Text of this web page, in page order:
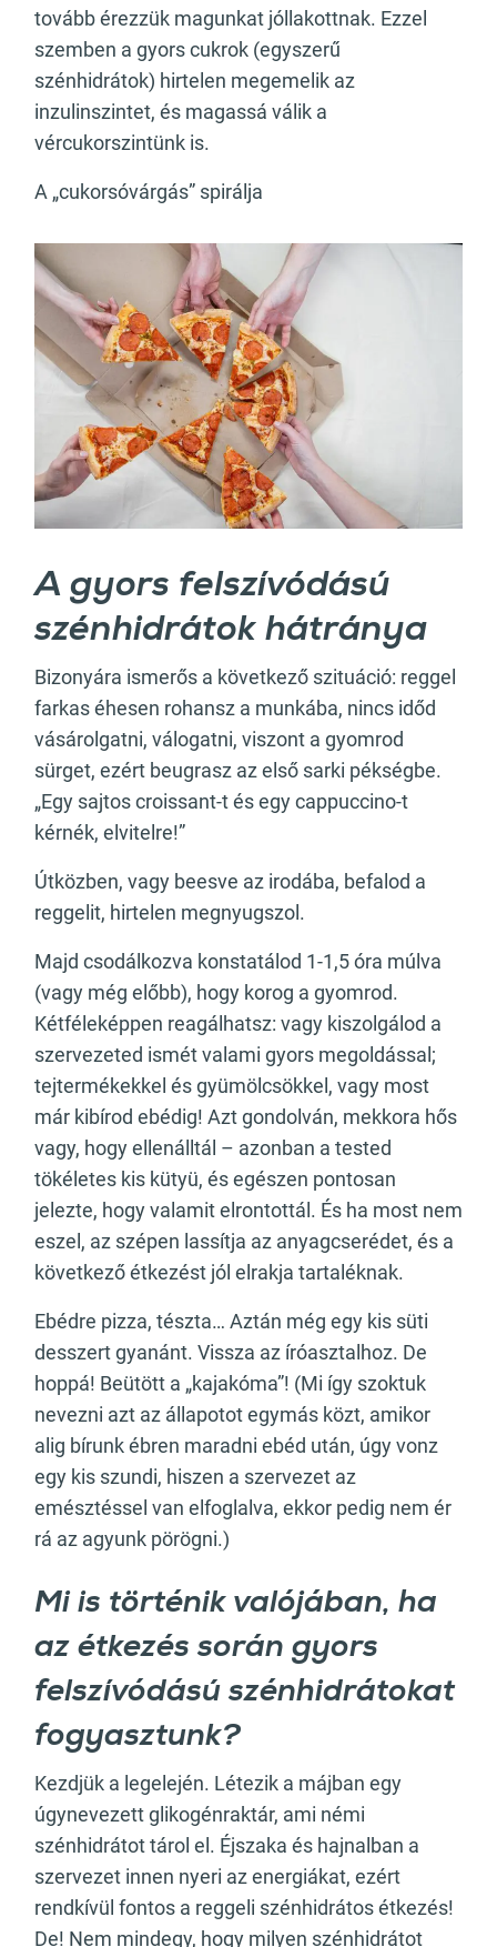
tovább érezzük magunkat jóllakottnak. Ezzel
szemben a gyors cukrok (egyszerű
szénhidrátok) hirtelen megemelik az
inzulinszintet, és magassá válik a
vércukorszintünk is.
A „cukorsóvárgás” spirálja
A gyors felszívódású
szénhidrátok hátránya
Bizonyára ismerős a következő szituáció: reggel
farkas éhesen rohansz a munkába, nincs időd
vásárolgatni, válogatni, viszont a gyomrod
sürget, ezért beugrasz az első sarki pékségbe.
„Egy sajtos croissant-t és egy cappuccino-t
kérnék, elvitelre!”
Útközben, vagy beesve az irodába, befalod a
reggelit, hirtelen megnyugszol.
Majd csodálkozva konstatálod 1-1,5 óra múlva
(vagy még előbb), hogy korog a gyomrod.
Kétféleképpen reagálhatsz: vagy kiszolgálod a
szervezeted ismét valami gyors megoldással;
tejtermékekkel és gyümölcsökkel, vagy most
már kibírod ebédig! Azt gondolván, mekkora hős
vagy, hogy ellenálltál – azonban a tested
tökéletes kis kütyü, és egészen pontosan
jelezte, hogy valamit elrontottál. És ha most nem
eszel, az szépen lassítja az anyagcserédet, és a
következő étkezést jól elrakja tartaléknak.
Ebédre pizza, tészta… Aztán még egy kis süti
desszert gyanánt. Vissza az íróasztalhoz. De
hoppá! Beütött a „kajakóma”! (Mi így szoktuk
nevezni azt az állapotot egymás közt, amikor
alig bírunk ébren maradni ebéd után, úgy vonz
egy kis szundi, hiszen a szervezet az
emésztéssel van elfoglalva, ekkor pedig nem ér
rá az agyunk pörögni.)
Mi is történik valójában, ha
az étkezés során gyors
felszívódású szénhidrátokat
fogyasztunk?
Kezdjük a legelején. Létezik a májban egy
úgynevezett glikogénraktár, ami némi
szénhidrátot tárol el. Éjszaka és hajnalban a
szervezet innen nyeri az energiákat, ezért
rendkívül fontos a reggeli szénhidrátos étkezés!
De! Nem mindegy, hogy milyen szénhidrátot